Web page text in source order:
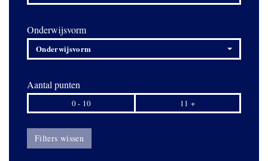
Onderwijsvorm
Onderwijsvorm
Aantal punten
0 - 10 11 +
Filters wissen